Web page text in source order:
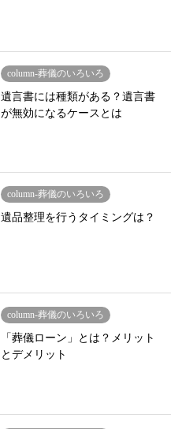
column-葬儀のいろいろ
遺言書には種類がある？遺言書
が無効になるケースとは
column-葬儀のいろいろ
遺品整理を行うタイミングは？
column-葬儀のいろいろ
「葬儀ローン」とは？メリット
とデメリット